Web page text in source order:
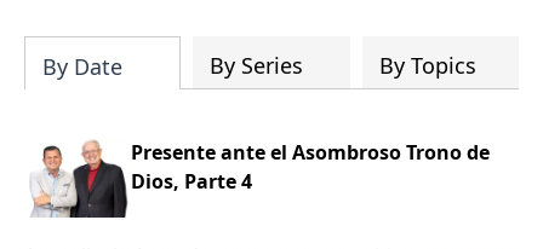
By Date By Series By Topics
Presente ante el Asombroso Trono de
Dios, Parte 4